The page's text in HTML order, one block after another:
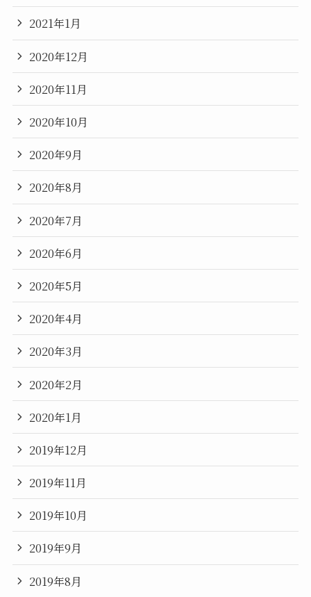
2021年1月
2020年12月
2020年11月
2020年10月
2020年9月
2020年8月
2020年7月
2020年6月
2020年5月
2020年4月
2020年3月
2020年2月
2020年1月
2019年12月
2019年11月
2019年10月
2019年9月
2019年8月